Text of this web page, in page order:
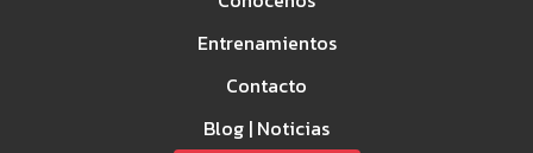
Entrenamientos
Contacto
Blog | Noticias